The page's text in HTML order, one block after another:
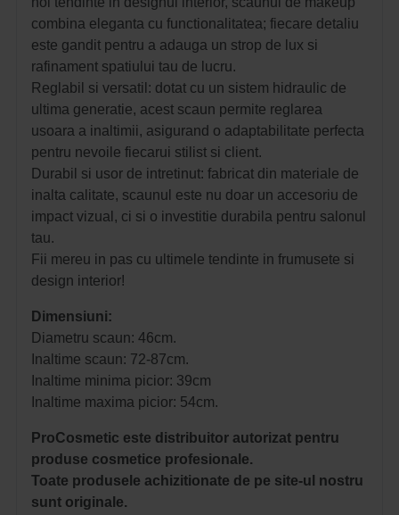
combina eleganta cu functionalitatea; fiecare detaliu
este gandit pentru a adauga un strop de lux si
rafinament spatiului tau de lucru.
Reglabil si versatil: dotat cu un sistem hidraulic de
ultima generatie, acest scaun permite reglarea
usoara a inaltimii, asigurand o adaptabilitate perfecta
pentru nevoile fiecarui stilist si client.
Durabil si usor de intretinut: fabricat din materiale de
inalta calitate, scaunul este nu doar un accesoriu de
impact vizual, ci si o investitie durabila pentru salonul
tau.
Fii mereu in pas cu ultimele tendinte in frumusete si
design interior!
Dimensiuni:
Diametru scaun: 46cm.
Inaltime scaun: 72-87cm.
Inaltime minima picior: 39cm
Inaltime maxima picior: 54cm.
ProCosmetic este distribuitor autorizat pentru
produse cosmetice profesionale.
Toate produsele achizitionate de pe site-ul nostru
sunt originale.